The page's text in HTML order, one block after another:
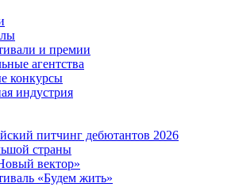
и премии
агентства
конкурсы
индустрия
питчинг дебютантов 2026
страны
вектор»
«Будем жить»